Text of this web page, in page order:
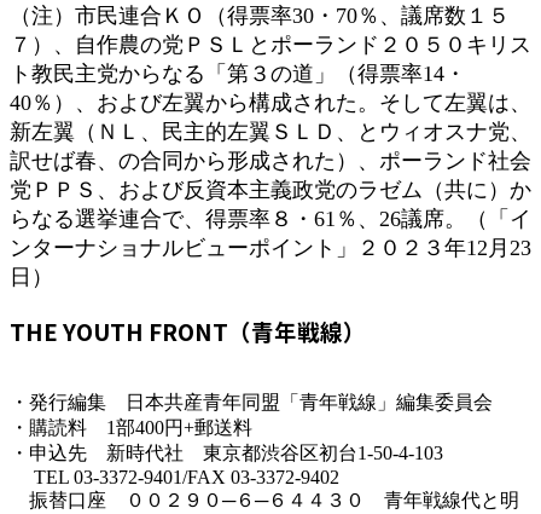
（注）市民連合ＫＯ（得票率30・70％、議席数１５
７）、自作農の党ＰＳＬとポーランド２０５０キリス
ト教民主党からなる「第３の道」（得票率14・
40％）、および左翼から構成された。そして左翼は、
新左翼（ＮＬ、民主的左翼ＳＬＤ、とウィオスナ党、
訳せば春、の合同から形成された）、ポーランド社会
党ＰＰＳ、および反資本主義政党のラゼム（共に）か
らなる選挙連合で、得票率８・61％、26議席。（「イ
ンターナショナルビューポイント」２０２３年12月23
日）
THE YOUTH FRONT（青年戦線）
・発行編集 日本共産青年同盟「青年戦線」編集委員会
・購読料 1部400円+郵送料
・申込先 新時代社 東京都渋谷区初台1-50-4-103
TEL 03-3372-9401/FAX 03-3372-9402
振替口座 ００２９０─６─６４４３０ 青年戦線代と明